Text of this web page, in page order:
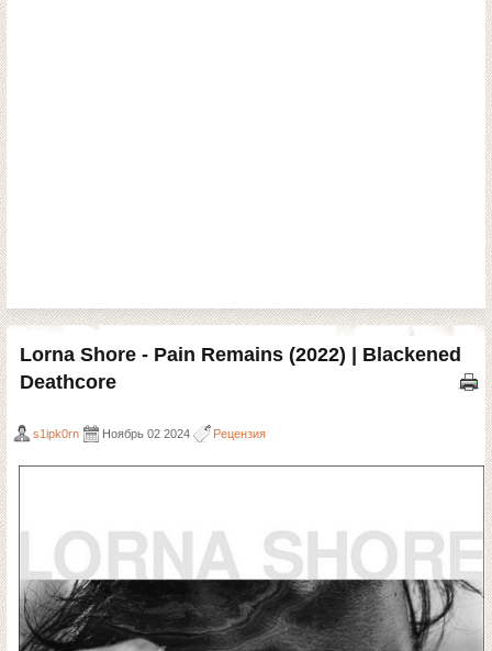
Lorna Shore - Pain Remains (2022) | Blackened
Deathcore
s1ipk0rn Ноябрь 02 2024 Рецензия